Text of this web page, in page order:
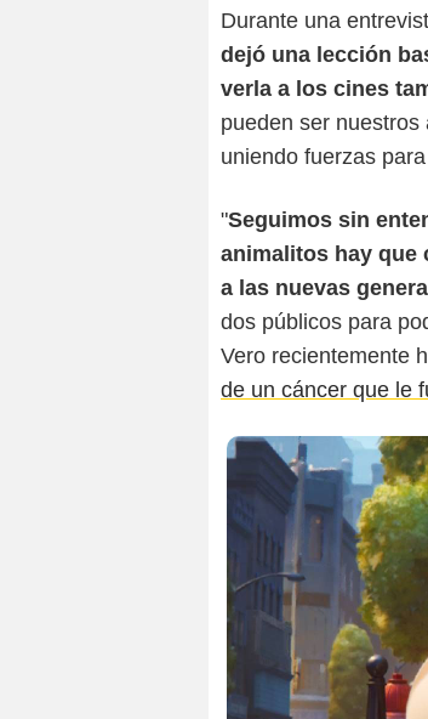
Durante una
dejó una lección
verla a los cines
pueden ser
uniendo fuerzas
"Seguimos sin
animalitos hay que
a las nuevas
dos públicos para
Vero recientemente
de un cáncer que le